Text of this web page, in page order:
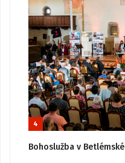
4
Bohoslužba v